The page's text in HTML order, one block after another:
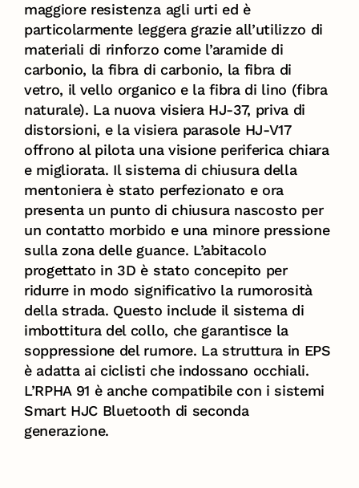
maggiore resistenza agli urti ed è
particolarmente leggera grazie all’utilizzo di
materiali di rinforzo come l’aramide di
carbonio, la fibra di carbonio, la fibra di
vetro, il vello organico e la fibra di lino (fibra
naturale). La nuova visiera HJ-37, priva di
distorsioni, e la visiera parasole HJ-V17
offrono al pilota una visione periferica chiara
e migliorata. Il sistema di chiusura della
mentoniera è stato perfezionato e ora
presenta un punto di chiusura nascosto per
un contatto morbido e una minore pressione
sulla zona delle guance. L’abitacolo
progettato in 3D è stato concepito per
ridurre in modo significativo la rumorosità
della strada. Questo include il sistema di
imbottitura del collo, che garantisce la
soppressione del rumore. La struttura in EPS
è adatta ai ciclisti che indossano occhiali.
L’RPHA 91 è anche compatibile con i sistemi
Smart HJC Bluetooth di seconda
generazione.